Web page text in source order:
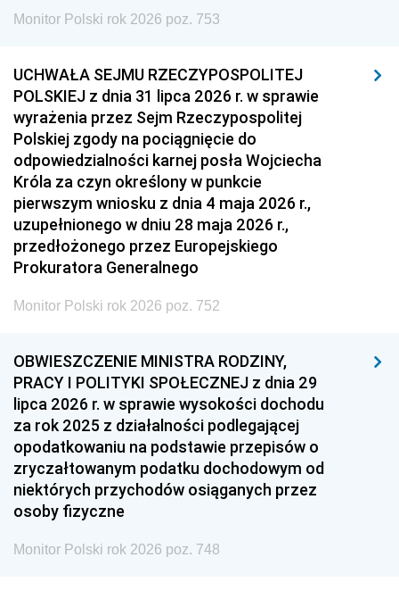
Monitor Polski rok 2026 poz. 753
UCHWAŁA SEJMU RZECZYPOSPOLITEJ
POLSKIEJ z dnia 31 lipca 2026 r. w sprawie
wyrażenia przez Sejm Rzeczypospolitej
Polskiej zgody na pociągnięcie do
odpowiedzialności karnej posła Wojciecha
Króla za czyn określony w punkcie
pierwszym wniosku z dnia 4 maja 2026 r.,
uzupełnionego w dniu 28 maja 2026 r.,
przedłożonego przez Europejskiego
Prokuratora Generalnego
Monitor Polski rok 2026 poz. 752
OBWIESZCZENIE MINISTRA RODZINY,
PRACY I POLITYKI SPOŁECZNEJ z dnia 29
lipca 2026 r. w sprawie wysokości dochodu
za rok 2025 z działalności podlegającej
opodatkowaniu na podstawie przepisów o
zryczałtowanym podatku dochodowym od
niektórych przychodów osiąganych przez
osoby fizyczne
Monitor Polski rok 2026 poz. 748